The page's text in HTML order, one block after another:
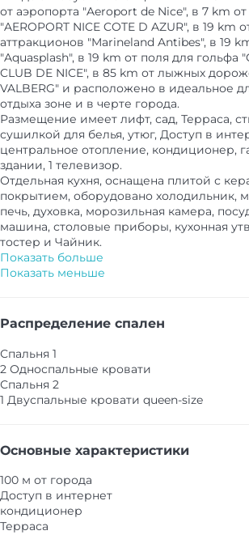
от аэропорта "Aeroport de Nice", в 7 km
"AEROPORT NICE COTE D AZUR", в 19 km
аттракционов "Marineland Antibes", в 19
"Aquasplash", в 19 km от поля для гольфа
CLUB DE NICE", в 85 km от лыжных
VALBERG" и расположено в идеальное
отдыха зоне и в черте города.
Размещение имеет лифт, сад, Терраса,
сушилкой для белья, утюг, Доступ в
центральное отопление, кондиционер,
здании, 1 телевизор.
Отдельная кухня, оснащена плитой с
покрытием, оборудовано холодильник,
печь, духовка, морозильная камера,
машина, столовые приборы, кухонная
тостер и Чайник.
Показать больше
Показать меньше
Распределение спален
Спальня 1
2 Односпальные кровати
Спальня 2
1 Двуспальные кровати queen-size
Основные характеристики
100 м от города
Доступ в интернет
кондиционер
Терраса